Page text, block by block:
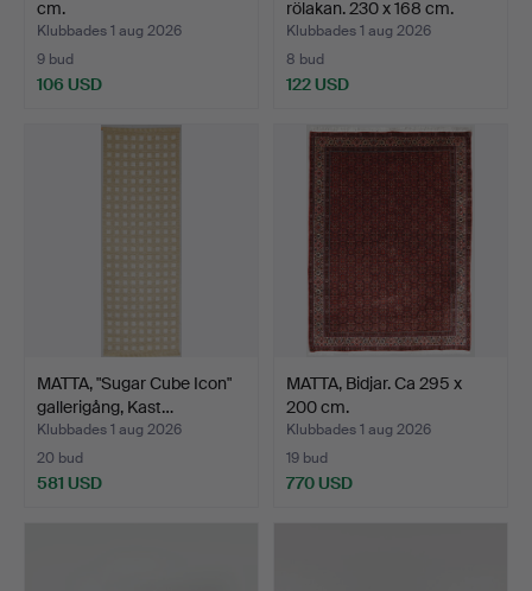
cm.
Klubbades 1 aug 2026
9 bud
106 USD
rölakan. 230 x 168 cm.
Klubbades 1 aug 2026
8 bud
122 USD
MATTA, "Sugar Cube Icon"
gallerigång, Kast…
Klubbades 1 aug 2026
20 bud
581 USD
MATTA, Bidjar. Ca 295 x
200 cm.
Klubbades 1 aug 2026
19 bud
770 USD